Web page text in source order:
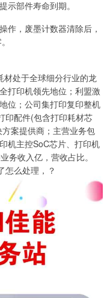
示部件寿命到期。
作，废墨计数器清除后，
处于全球细分行业的龙
打印机领先地位；利盟激
位；公司集打印复印整机
印配件(包含打印耗材芯
案提供商；主营业务包
机主控SoC芯片、打印机
务收入亿，营收占比。
怎么处理，？